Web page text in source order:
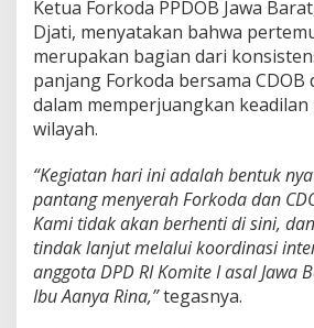
Ketua Forkoda PPDOB Jawa
Djati, menyatakan bahwa
merupakan bagian dari
panjang Forkoda bersama CDOB
dalam memperjuangkan
wilayah.
“Kegiatan hari ini adalah bentuk
pantang menyerah Forkoda dan
Kami tidak akan berhenti di sini,
tindak lanjut melalui koordinasi
anggota DPD RI Komite I asal Jawa
Ibu Aanya Rina,”tegasnya.